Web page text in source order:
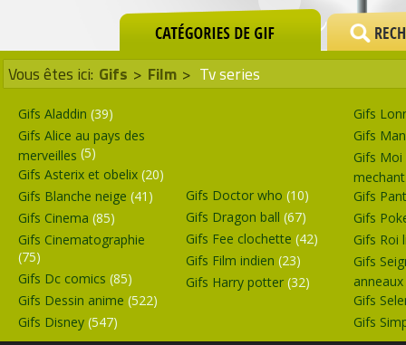
Vous êtes ici: Gifs > Film > Tv series
Gifs Aladdin (39)
Gifs Alice au pays des
merveilles (5)
Gifs Asterix et obelix (20)
Gifs Blanche neige (41)
Gifs Cinema (85)
Gifs Cinematographie
(75)
Gifs Dc comics (85)
Gifs Dessin anime (522)
Gifs Disney (547)
Gifs Doctor who (10)
Gifs Dragon ball (67)
Gifs Fee clochette (42)
Gifs Film indien (23)
Gifs Harry potter (32)
Gifs
Gifs
Gifs
Gifs
Gifs
Gifs Roi
Gifs
anneaux
Gifs
Gifs